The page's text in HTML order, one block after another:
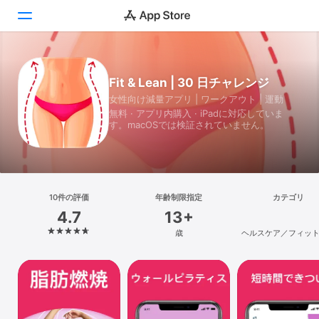
Today
ゲーム
アプリ
検索
プラットフォーム
iPhone
iPad
Mac
Fit & Lean | 30 日チャレンジ
女性向け減量アプリ | ワークアウト | 運動
無料 · アプリ内購入 · iPadに対応していま
す。macOSでは検証されていません。
10件の評価
4.7
年齢制限指定
13+
歳
カテゴリ
ヘルスケア／フィッ